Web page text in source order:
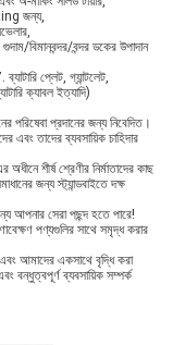
জন্য,
বিমানবন্দর/বন্দর ডকের উপাদান
প্লেট, গ্যান্টলেট,
ক্যাবল ইত্যাদি)
পরিষেবা প্রদানের জন্য নিবেদিত।
এবং তাদের ব্যবসায়িক চাহিদার
শীর্ষ শ্রেণীর নির্মাতাদের কাছ
জন্য স্ট্যান্ডবাইতে দক্ষ
আপনার সেরা পছন্দ হতে পারে!
পণ্যগুলির সাথে সমৃদ্ধ করার
আমাদের একসাথে বৃদ্ধি করা
বন্ধুত্বপূর্ণ ব্যবসায়িক সম্পর্ক